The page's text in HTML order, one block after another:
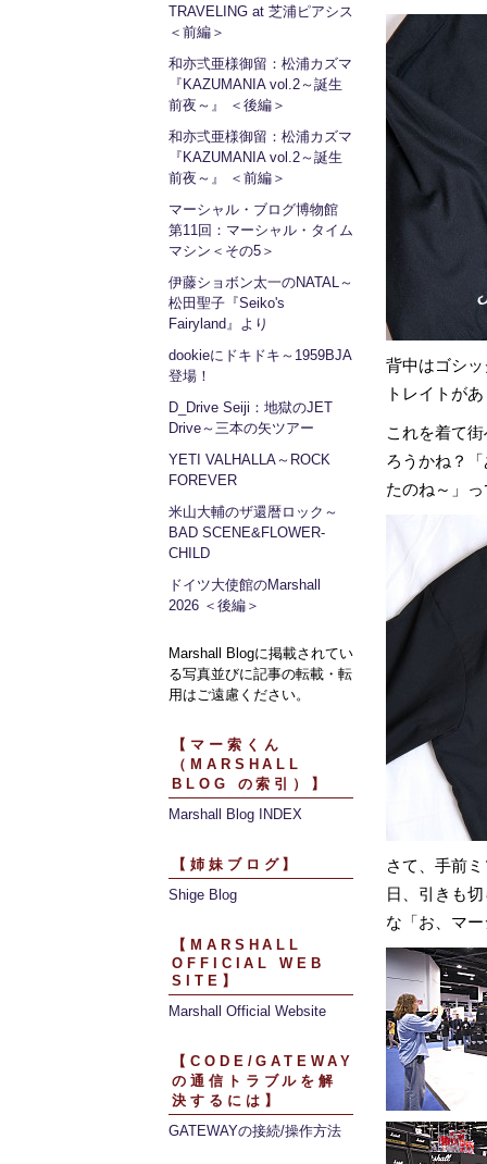
TRAVELING at 芝浦ピアシス
＜前編＞
和亦弍亜様御留：松浦カズマ
『KAZUMANIA vol.2～誕生
前夜～』 ＜後編＞
和亦弍亜様御留：松浦カズマ
『KAZUMANIA vol.2～誕生
前夜～』 ＜前編＞
マーシャル・ブログ博物館
第11回：マーシャル・タイム
マシン＜その5＞
伊藤ショボン太一のNATAL～
松田聖子『Seiko's
Fairyland』より
dookieにドキドキ～1959BJA
登場！
D_Drive Seiji：地獄のJET
Drive～三本の矢ツアー
YETI VALHALLA～ROCK
FOREVER
米山大輔のザ還暦ロック～
BAD SCENE&FLOWER-
CHILD
ドイツ大使館のMarshall
2026 ＜後編＞
Marshall Blogに掲載されてい
る写真並びに記事の転載・転
用はご遠慮ください。
【マー索くん
（MARSHALL
BLOG の索引）】
Marshall Blog INDEX
【姉妹ブログ】
Shige Blog
【MARSHALL
OFFICIAL WEB
SITE】
Marshall Official Website
【CODE/GATEWAY
の通信トラブルを解
決するには】
GATEWAYの接続/操作方法
背中はゴシ
トレイトが
これを着て
ろうかね？
たのね～」
さて、手前
日、引きも
な「お、マ